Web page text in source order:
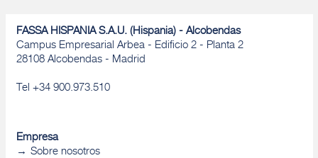
FASSA HISPANIA S.A.U. (Hispania) - Alcobendas
Campus Empresarial Arbea - Edificio 2 - Planta 2
28108 Alcobendas - Madrid
Tel +34 900.973.510
Empresa
Sobre nosotros